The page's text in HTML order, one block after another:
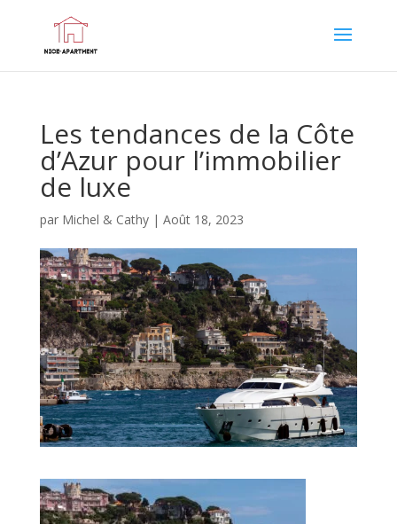
Les tendances de la Côte
d’Azur pour l’immobilier
de luxe
par Michel & Cathy| Août 18, 2023